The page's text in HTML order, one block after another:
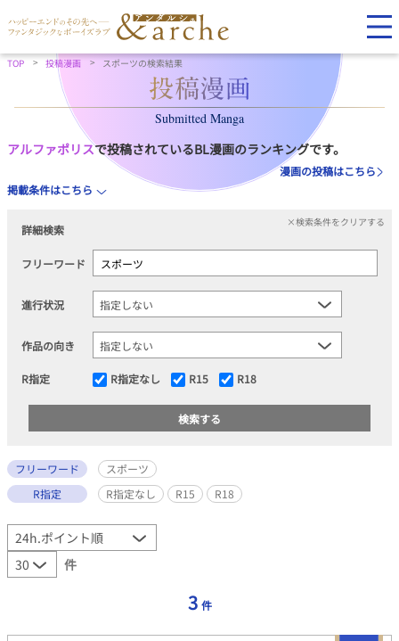
TOP 投稿漫画 スポーツの検索結果
Submitted Manga
アルファポリスで投稿されているBL漫画のランキングです。
漫画の投稿はこちら
掲載条件はこちら
詳細検索
×検索条件をクリアする
フリーワード
進行状況
作品の向き
R指定 R指定なし R15 R18
フリーワード
スポーツ
R指定
R指定なし R15 R18
件
3 件